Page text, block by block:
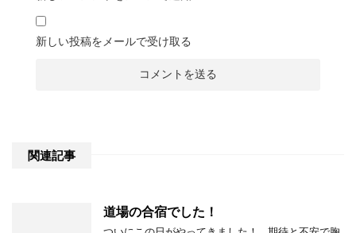
新しい投稿をメールで受け取る
関連記事
道場の合宿でした！